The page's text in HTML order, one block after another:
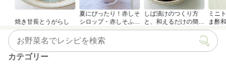
焼き甘長とうがらし
夏にぴったり！赤しそ
シロップ・赤しそふり
かけのつくり方
しば漬けのつくり方
と、和えるだけの簡単
アレンジレシピ
ミニ
ま酢
カテゴリー